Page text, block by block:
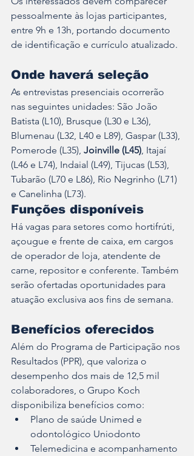
pessoalmente às lojas participantes,
entre 9h e 13h, portando documento
de identificação e currículo atualizado.
Onde haverá seleção
As entrevistas presenciais ocorrerão
nas seguintes unidades: São João
Batista (L10), Brusque (L30 e L36),
Blumenau (L32, L40 e L89), Gaspar (L33),
Pomerode (L35), Joinville (L45) , Itajaí
(L46 e L74), Indaial (L49), Tijucas (L53),
Tubarão (L70 e L86), Rio Negrinho (L71)
e Canelinha (L73).
Funções disponíveis
Há vagas para setores como hortifrúti,
açougue e frente de caixa, em cargos
de operador de loja, atendente de
carne, repositor e conferente. Também
serão ofertadas oportunidades para
atuação exclusiva aos fins de semana.
Benefícios oferecidos
Além do Programa de Participação nos
Resultados (PPR), que valoriza o
desempenho dos mais de 12,5 mil
colaboradores, o Grupo Koch
disponibiliza benefícios como:
Plano de saúde Unimed e
odontológico Uniodonto
Telemedicina e acompanhamento